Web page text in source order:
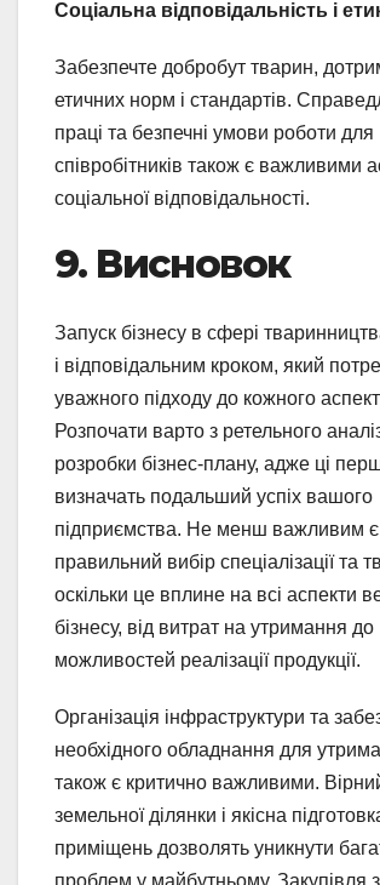
Соціальна відповідальність і
Забезпечте добробут тварин,
етичних норм і стандартів.
праці та безпечні умови роботи для
співробітників також є важливими
соціальної відповідальності.
9. Висновок
Запуск бізнесу в сфері
і відповідальним кроком, який
уважного підходу до кожного
Розпочати варто з ретельного
розробки бізнес-плану, адже ці
визначать подальший успіх вашого
підприємства. Не менш важливим є
правильний вибір спеціалізації та
оскільки це вплине на всі аспекти
бізнесу, від витрат на утримання до
можливостей реалізації продукції.
Організація інфраструктури та
необхідного обладнання для
також є критично важливими.
земельної ділянки і якісна
приміщень дозволять уникнути
проблем у майбутньому. Закупівля